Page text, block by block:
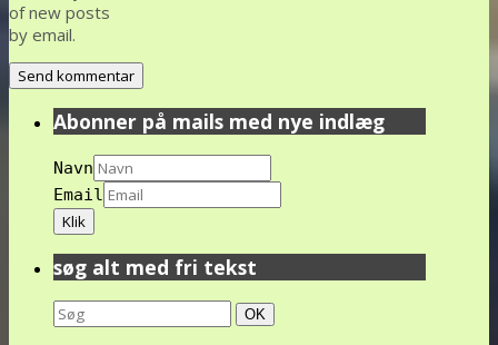
of new posts
by email.
Abonner på mails med nye indlæg
Navn
Email
søg alt med fri tekst
Search
for:
Søg
OK